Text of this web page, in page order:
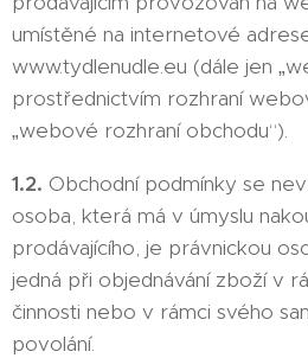
umístěné na internetové
www.tydlenudle.eu (dále jen
prostřednictvím rozhraní
„webové rozhraní obchodu“).
1.2. Obchodní podmínky se
osoba, která má v úmyslu
prodávajícího, je právnickou
jedná při objednávání zboží v
činnosti nebo v rámci svého
povolání.